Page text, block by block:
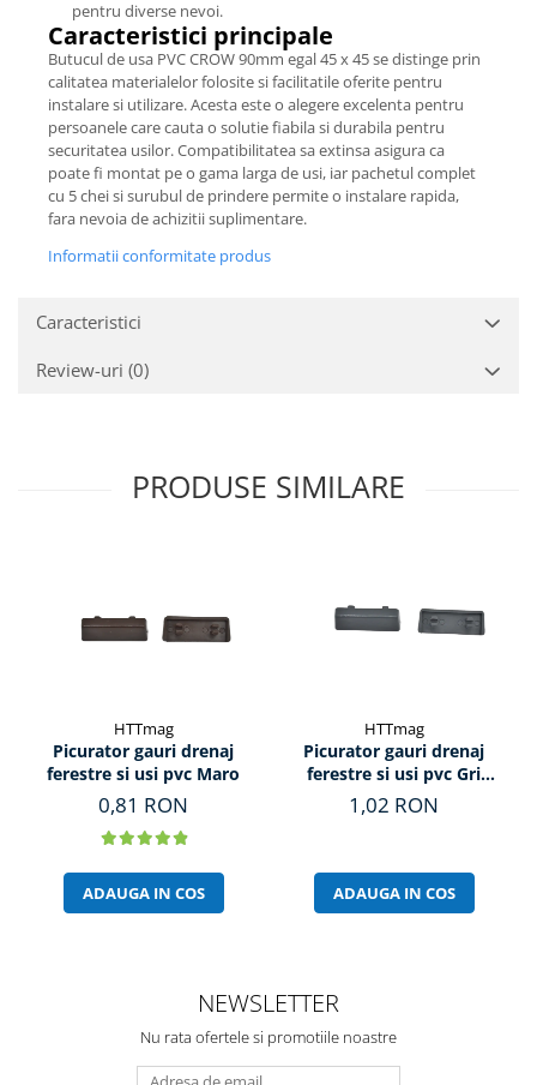
pentru diverse nevoi.
Caracteristici principale
Butucul de usa PVC CROW 90mm egal 45 x 45 se distinge prin
calitatea materialelor folosite si facilitatile oferite pentru
instalare si utilizare. Acesta este o alegere excelenta pentru
persoanele care cauta o solutie fiabila si durabila pentru
securitatea usilor. Compatibilitatea sa extinsa asigura ca
poate fi montat pe o gama larga de usi, iar pachetul complet
cu 5 chei si surubul de prindere permite o instalare rapida,
fara nevoia de achizitii suplimentare.
Informatii conformitate produs
Caracteristici
Review-uri (0)
PRODUSE SIMILARE
HTTmag
Picurator gauri drenaj
ferestre si usi pvc Maro
0,81 RON
ADAUGA IN COS
HTTmag
Picurator gauri drenaj
ferestre si usi pvc Gri
Antracit
1,02 RON
ADAUGA IN COS
NEWSLETTER
Nu rata ofertele si promotiile noastre